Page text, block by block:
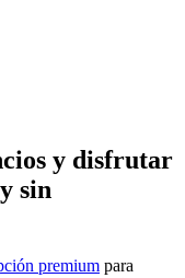
y disfrutar
sin
premium para